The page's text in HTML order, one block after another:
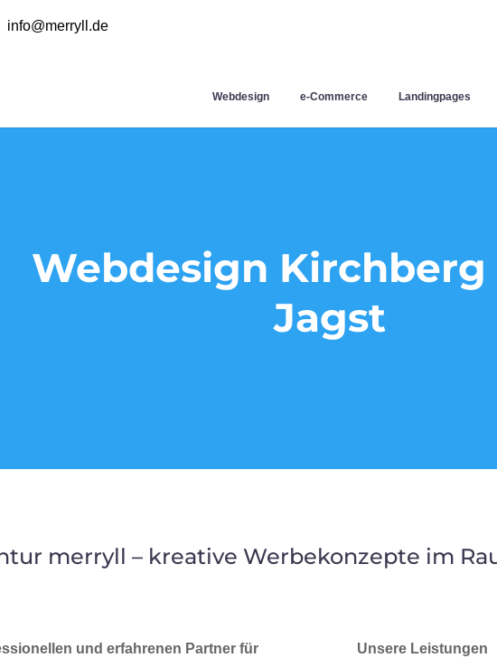
info@merryll.de
Webdesign e-Commerce Landingpages
Webdesign Kirchberg
Jagst
merryll – kreative Werbekonzepte im
und erfahrenen Partner für
Unsere Leistungen